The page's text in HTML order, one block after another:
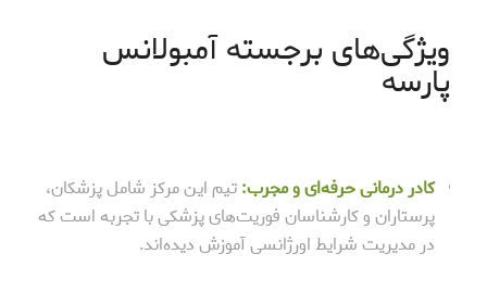
ویژگی‌های برجسته آمبولانس
پارسه
کادر درمانی حرفه‌ای و مجرب:تیم این مرکز شامل پزشکان،
پرستاران و کارشناسان فوریت‌های پزشکی با تجربه است که
در مدیریت شرایط اورژانسی آموزش دیده‌اند.